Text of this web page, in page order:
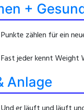
+
Punkte zählen für ein
Fast jeder kennt Weight
Anlage